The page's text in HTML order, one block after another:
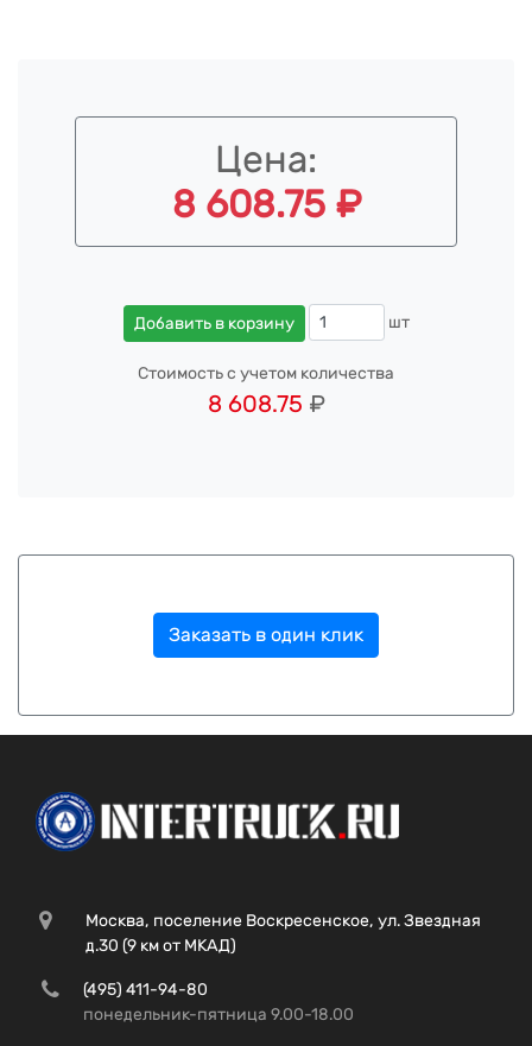
Цена:
8 608.75 ₽
Добавить в корзину шт
Стоимость с учетом количества
8 608.75 ₽
Заказать в один клик
Москва, поселение Воскресенское, ул. Звездная
д.30 (9 км от МКАД)
(495) 411-94-80
понедельник-пятница 9.00-18.00